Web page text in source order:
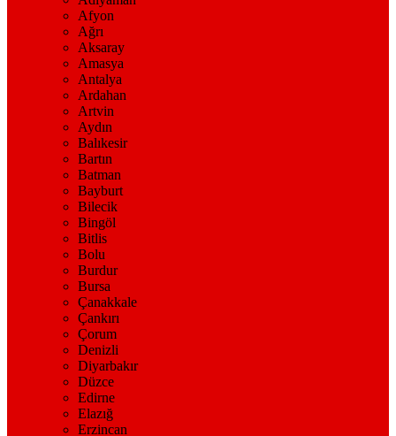
Afyon
Ağrı
Aksaray
Amasya
Antalya
Ardahan
Artvin
Aydın
Balıkesir
Bartın
Batman
Bayburt
Bilecik
Bingöl
Bitlis
Bolu
Burdur
Bursa
Çanakkale
Çankırı
Çorum
Denizli
Diyarbakır
Düzce
Edirne
Elazığ
Erzincan